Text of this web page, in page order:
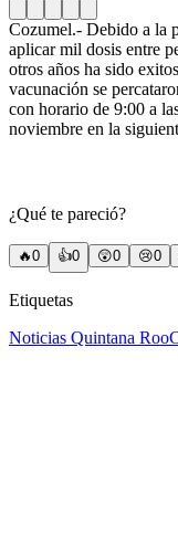
Cozumel.- Debido a la
aplicar mil dosis entre
otros años ha sido
vacunación se
con horario de 9:00 a
noviembre en la
¿Qué te pareció?
🔥0 👍0 😲0 😢0
Etiquetas
Noticias Quintana Roo